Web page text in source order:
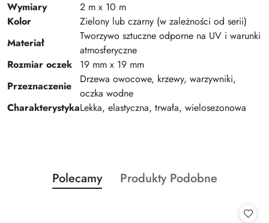
Wymiary
2 m x 10 m
Kolor
Zielony lub czarny (w zależności od serii)
Materiał
Tworzywo sztuczne odporne na UV i warunki
atmosferyczne
Rozmiar oczek
19 mm x 19 mm
Przeznaczenie
Drzewa owocowe, krzewy, warzywniki,
oczka wodne
CharakterystykaLekka, elastyczna, trwała, wielosezonowa
Pomiń karuzelę produktów
Produkty
o
Polecamy
Produkty
Produkty Podobne